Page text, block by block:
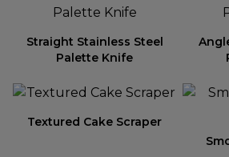
Straight Stainless Steel
Palette Knife
Textured Cake Scraper